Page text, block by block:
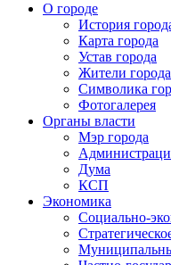
О городе
История
Карта города
Устав города
Жители города
Символика
Фотогалерея
Органы власти
Мэр города
Дума
КСП
Экономика
Социально-